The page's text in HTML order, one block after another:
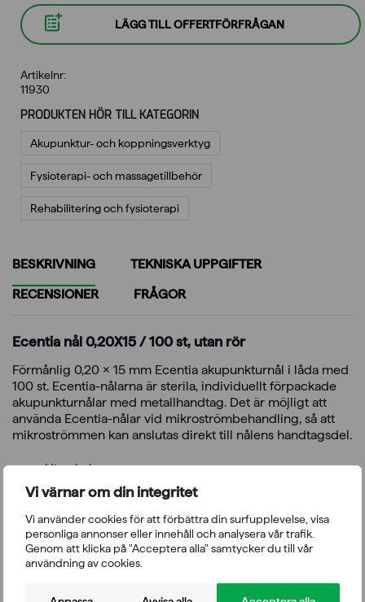
Vi värnar om din integritet
Vi använder cookies för att förbättra din surfupplevelse, visa
personliga annonser eller innehåll och analysera vår trafik.
Genom att klicka på "Acceptera alla" samtycker du till vår
användning av cookies.
LÄGG TILL OFFERTFÖRFRÅGAN
Artikelnr:
11930
PRODUKTEN HÖR TILL KATEGORIN
Akupunktur- och koppningsverktyg
Fysioterapi- och massagetillbehör
Rehabilitering och fysioterapi
BESKRIVNING
TEKNISKA UPPGIFTER
RECENSIONER
FRÅGOR
Ecentia nål 0,20X15 / 100 st, utan rör
Förmånlig 0,20 x 15 mm Ecentia akupunkturnål i låda med
100 st. Ecentia-nålarna är sterila, individuellt förpackade
akupunkturnålar med metallhandtag. Det är möjligt att
använda Ecentia-nålar vid mikroströmbehandling, så att
mikroströmmen kan anslutas direkt till nålens handtagsdel.
Utan hylsa
Storlek 0,20 x 15 mm
100 st./låda
Steril, individuellt förpackad akupunkturnål utan
hylsa
CE-märkt medicinteknisk produkt